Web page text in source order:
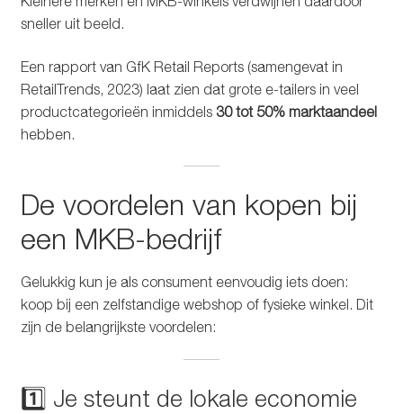
sneller uit beeld.
Een rapport van GfK Retail Reports (samengevat in
RetailTrends, 2023) laat zien dat grote e-tailers in veel
productcategorieën inmiddels 30 tot 50% marktaandeel
hebben.
De voordelen van kopen bij
een MKB-bedrijf
Gelukkig kun je als consument eenvoudig iets doen:
koop bij een zelfstandige webshop of fysieke winkel. Dit
zijn de belangrijkste voordelen:
1️⃣ Je steunt de lokale economie